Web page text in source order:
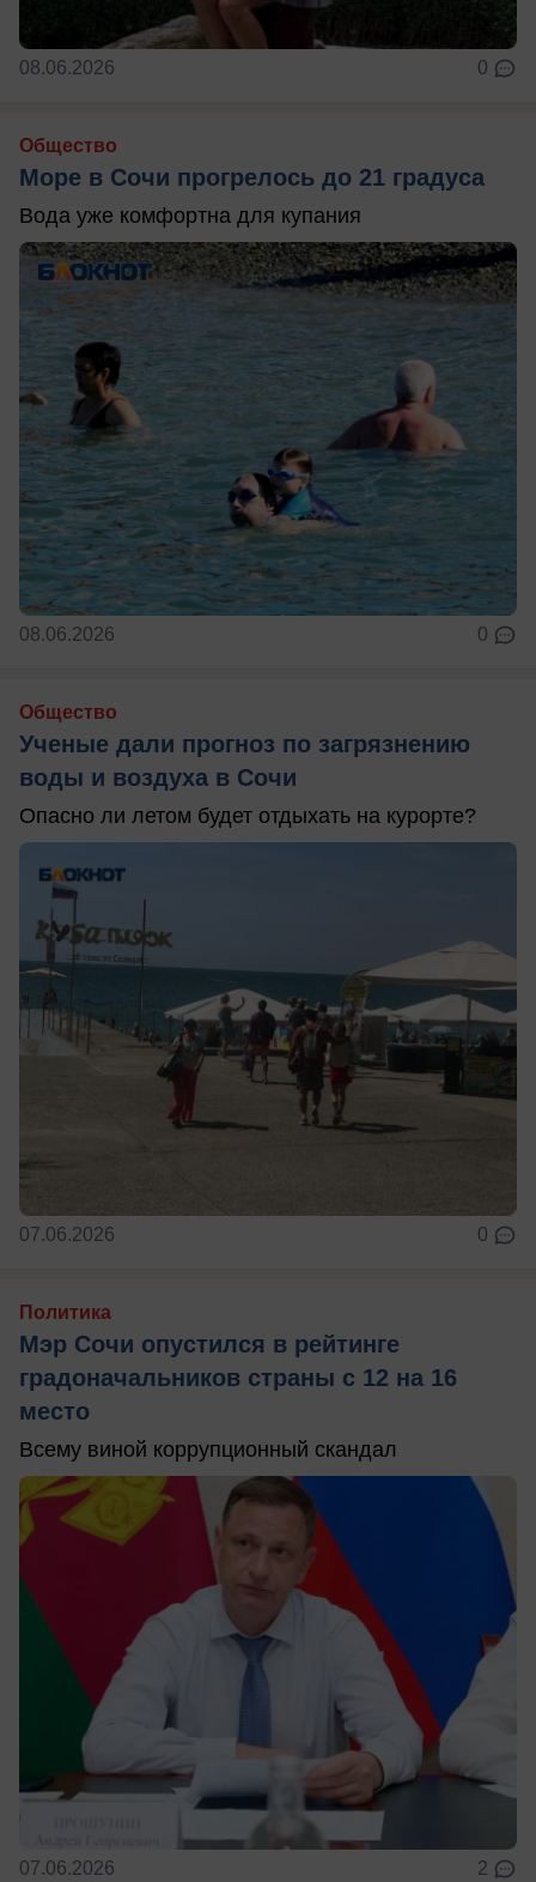
08.06.2026 0
Общество
Море в Сочи прогрелось до 21 градуса
Вода уже комфортна для купания
08.06.2026 0
Общество
Ученые дали прогноз по загрязнению
воды и воздуха в Сочи
Опасно ли летом будет отдыхать на курорте?
07.06.2026 0
Политика
Мэр Сочи опустился в рейтинге
градоначальников страны с 12 на 16
место
Всему виной коррупционный скандал
07.06.2026 2